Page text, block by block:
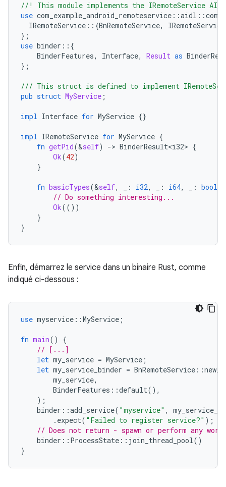
//! This module implements the IRemoteService
use com_example_android_remoteservice ::aidl ::com
IRemoteService ::{BnRemoteService, IRemoteService
};
use binder ::{
BinderFeatures, Interface, Result as
};
/// This struct is defined to implement
pub struct MyService ;
impl Interface for MyService {}
impl IRemoteService for MyService {
fn getPid(&self) -> BinderResult<i32> {
Ok(42)
}
fn basicTypes(&self, : i32, : i64, : bool
// Do something interesting...
Ok(())
}
}
Enfin, démarrez le service dans un binaire Rust, comme
indiqué ci-dessous :
use myservice ::MyService ;
fn main()
{
// [...]
let my_service = MyService ;
let my_service_binder = BnRemoteService ::
my_service,
BinderFeatures ::default(),
);
binder ::add_service( "myservice" ,
. expect( "Failed to register service?" );
// Does not return - spawn or perform any
binder :: ProcessState :: join_thread_pool()
}